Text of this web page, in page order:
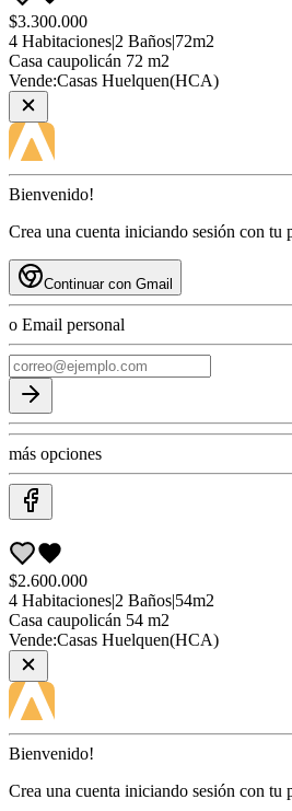
$3.300.000
4 Habitaciones|2 Baños|72m2
Casa caupolicán 72 m2
Vende:Casas Huelquen(HCA)
Bienvenido!
Crea una cuenta iniciando sesión con tu
Continuar con Gmail
o Email personal
más opciones
$2.600.000
4 Habitaciones|2 Baños|54m2
Casa caupolicán 54 m2
Vende:Casas Huelquen(HCA)
Bienvenido!
Crea una cuenta iniciando sesión con tu